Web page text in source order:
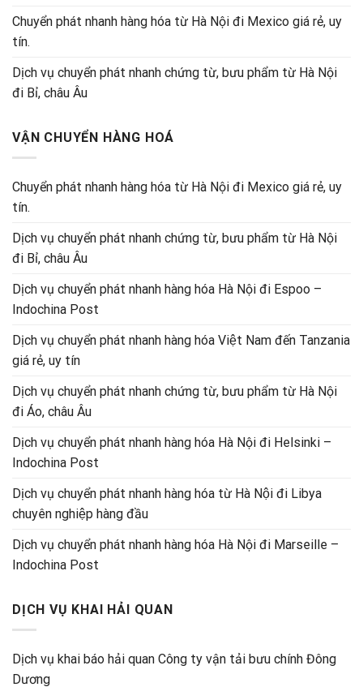
Chuyển phát nhanh hàng hóa từ Hà Nội đi Mexico giá rẻ, uy
tín.
Dịch vụ chuyển phát nhanh chứng từ, bưu phẩm từ Hà Nội
đi Bỉ, châu Âu
VẬN CHUYỂN HÀNG HOÁ
Chuyển phát nhanh hàng hóa từ Hà Nội đi Mexico giá rẻ, uy
tín.
Dịch vụ chuyển phát nhanh chứng từ, bưu phẩm từ Hà Nội
đi Bỉ, châu Âu
Dịch vụ chuyển phát nhanh hàng hóa Hà Nội đi Espoo –
Indochina Post
Dịch vụ chuyển phát nhanh hàng hóa Việt Nam đến Tanzania
giá rẻ, uy tín
Dịch vụ chuyển phát nhanh chứng từ, bưu phẩm từ Hà Nội
đi Áo, châu Âu
Dịch vụ chuyển phát nhanh hàng hóa Hà Nội đi Helsinki –
Indochina Post
Dịch vụ chuyển phát nhanh hàng hóa từ Hà Nội đi Libya
chuyên nghiệp hàng đầu
Dịch vụ chuyển phát nhanh hàng hóa Hà Nội đi Marseille –
Indochina Post
DỊCH VỤ KHAI HẢI QUAN
Dịch vụ khai báo hải quan Công ty vận tải bưu chính Đông
Dương